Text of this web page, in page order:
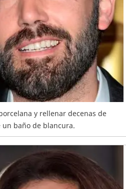
y rellenar decenas de
un baño de blancura.